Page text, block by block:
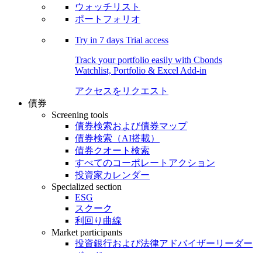
ウォッチリスト
ポートフォリオ
Try in 7 days Trial access
Track your portfolio easily with Cbonds
Watchlist, Portfolio & Excel Add-in
アクセスをリクエスト
債券
Screening tools
債券検索および債券マップ
債券検索（AI搭載）
債券クオート検索
すべてのコーポレートアクション
投資家カレンダー
Specialized section
ESG
スクーク
利回り曲線
Market participants
投資銀行および法律アドバイザーリーダー